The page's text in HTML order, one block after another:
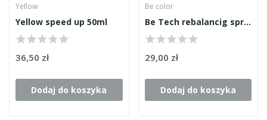
Yellow
Yellow speed up 50ml
36,50 zł
Dodaj do koszyka
Be color
Be Tech rebalancig spray 150ml
29,00 zł
Dodaj do koszyka